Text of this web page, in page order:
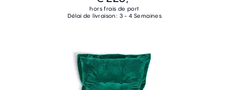
hors frais de port
Délai de livraison: 3 - 4 Semaines